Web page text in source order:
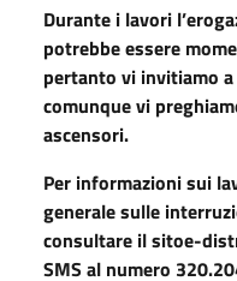
Durante i lavori
potrebbe essere
pertanto vi invitiamo
comunque vi
ascensori.
Per informazioni sui
generale sulle
consultare il sitoe-
SMS al numero